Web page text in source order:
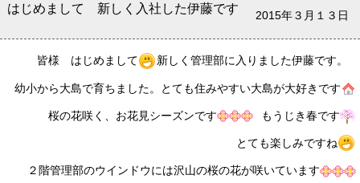
はじめまして 新しく入社した伊藤です 2015年３月１３日
皆様 はじめまして 新しく管理部に入りました伊藤です。
幼小から大島で育ちました。とても住みやすい大島が大好きです
もうじき春です
桜の花咲く、お花見シーズンです
とても楽しみですね
２階管理部のウインドウには沢山の桜の花が咲いています